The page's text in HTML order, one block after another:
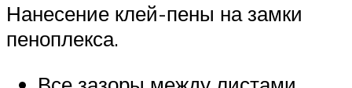
Нанесение клей-пены на замки
пеноплекса.